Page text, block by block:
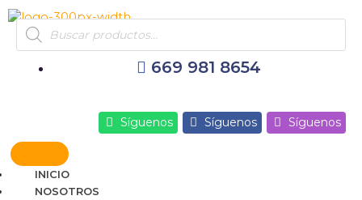
al
contenido
Products
search
669 981 8654
Síguenos Síguenos Síguenos
INICIO
NOSOTROS